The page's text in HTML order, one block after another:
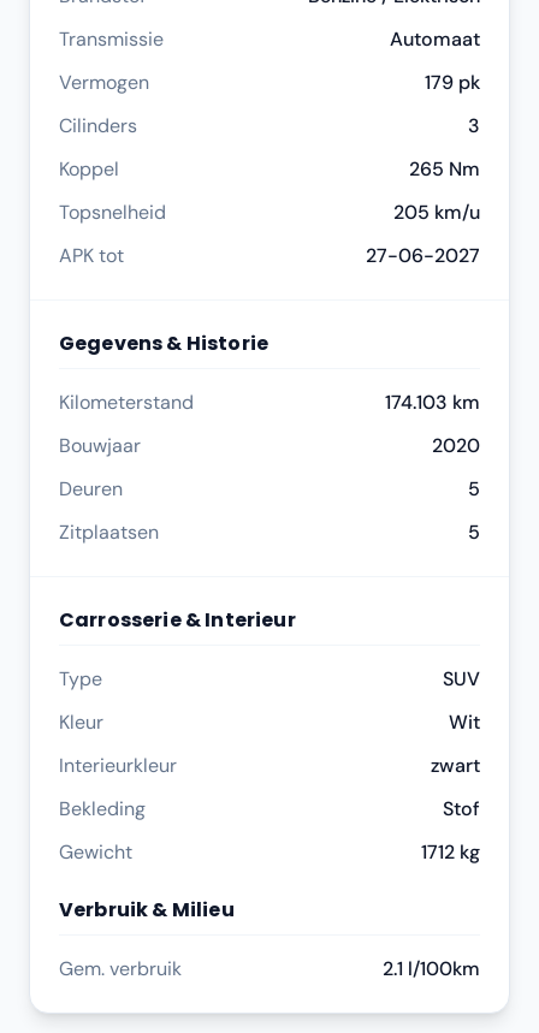
Transmissie
Automaat
Vermogen
179 pk
Cilinders
3
Koppel
265 Nm
Topsnelheid
205 km/u
APK tot
27-06-2027
Gegevens & Historie
Kilometerstand
174.103 km
Bouwjaar
2020
Deuren
5
Zitplaatsen
5
Carrosserie & Interieur
Type
SUV
Kleur
Wit
Interieurkleur
zwart
Bekleding
Stof
Gewicht
1712 kg
Verbruik & Milieu
Gem. verbruik 2.1 l/100km